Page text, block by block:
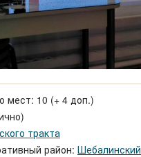
мест: 10 (+ 4 доп.)
тракта
район: Шебалинский